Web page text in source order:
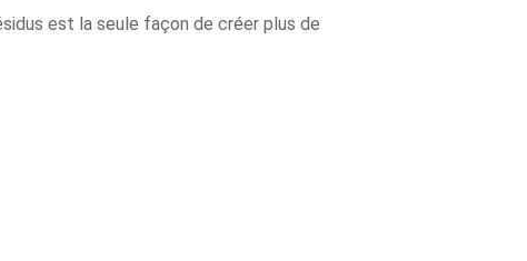
est la seule façon de créer plus de